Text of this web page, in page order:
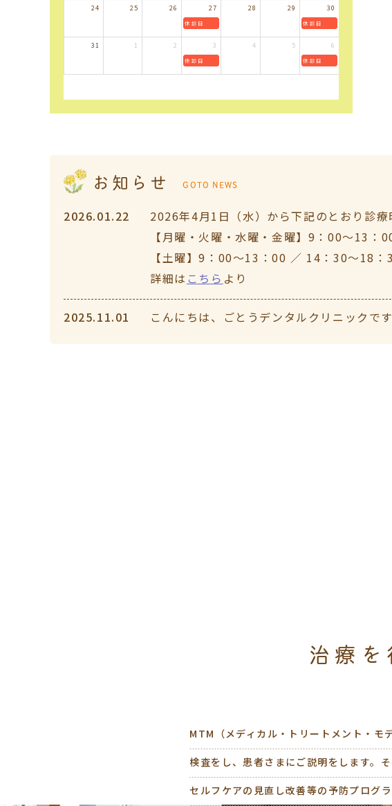
24 25 26 27
休診日
28 29 30
休診日
31 1 2 3
休診日
4 5 6
休診日
お知らせ GOTO NEWS
2026.01.22
2026年4月1日（水）から下記のとおり診療
【月曜・火曜・水曜・金曜】 9：00～13：
【土曜】9：00～13：00 ／ 14：30～18：
詳細は こちら より
2025.11.01
こんにちは、ごとうデンタルクリニック
日）・5月7日（水曜日）は通常診療にな
治療
MTM（メディカル・トリートメント・モ
検査をし、患者さまにご説明をします。
セルフケアの見直し改善等の予防プログ